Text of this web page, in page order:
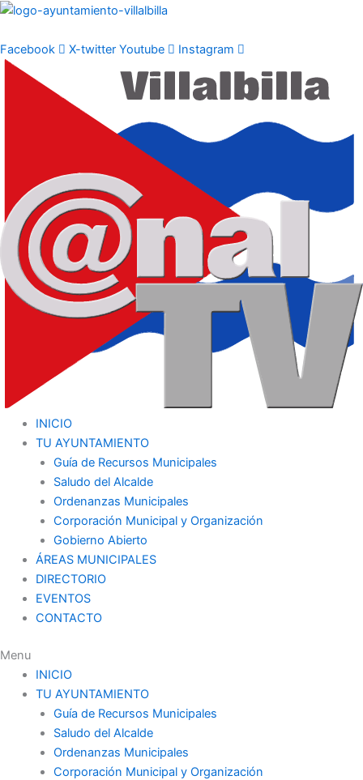
Ir
contenido
Facebook X-twitter Youtube Instagram
INICIO
TU AYUNTAMIENTO
Guía de Recursos Municipales
Saludo del Alcalde
Ordenanzas Municipales
Corporación Municipal y Organización
Gobierno Abierto
ÁREAS MUNICIPALES
DIRECTORIO
EVENTOS
CONTACTO
Menu
INICIO
TU AYUNTAMIENTO
Guía de Recursos Municipales
Saludo del Alcalde
Ordenanzas Municipales
Corporación Municipal y Organización